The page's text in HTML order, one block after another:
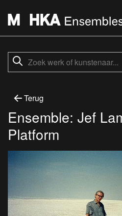
Terug
Ensemble: Jef
Platform